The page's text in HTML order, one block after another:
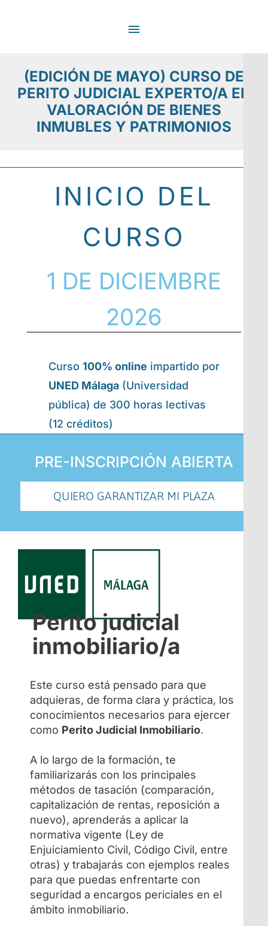
(EDICIÓN DE MAYO) CURSO DE
PERITO JUDICIAL EXPERTO/A EN
VALORACIÓN DE BIENES
INMUBLES Y PATRIMONIOS
INICIO DEL
CURSO
1 DE DICIEMBRE
2026
Curso 100% online impartido por
UNED Málaga(Universidad
pública) de 300 horas lectivas
(12 créditos)
PRE-INSCRIPCIÓN ABIERTA
QUIERO GARANTIZAR MI PLAZA
Perito judicial
inmobiliario/a
Este curso está pensado para que
adquieras, de forma clara y práctica, los
conocimientos necesarios para ejercer
como Perito Judicial Inmobiliario.
A lo largo de la formación, te
familiarizarás con los principales
métodos de tasación (comparación,
capitalización de rentas, reposición a
nuevo), aprenderás a aplicar la
normativa vigente (Ley de
Enjuiciamiento Civil, Código Civil, entre
otras) y trabajarás con ejemplos reales
para que puedas enfrentarte con
seguridad a encargos periciales en el
ámbito inmobiliario.